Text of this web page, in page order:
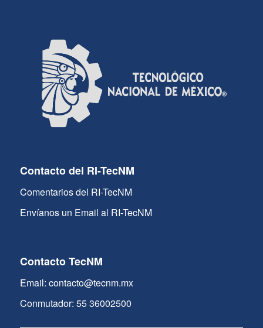
Contacto del RI-TecNM
Comentarios del RI-TecNM
Envíanos un Email al RI-TecNM
Contacto TecNM
Email: contacto@tecnm.mx
Conmutador: 55 36002500